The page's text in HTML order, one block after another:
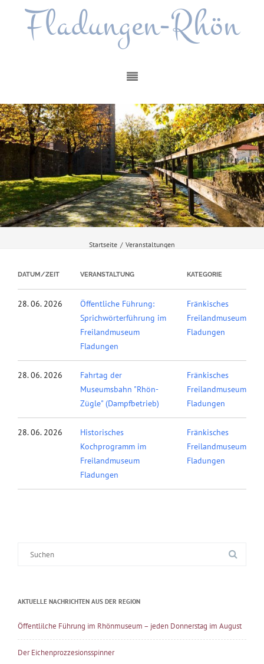
Fladungen-Rhön
Startseite / Veranstaltungen
DATUM/ZEIT VERANSTALTUNG KATEGORIE
28. 06. 2026
Öffentliche Führung:
Sprichwörterführung im
Freilandmuseum
Fladungen
Fränkisches
Freilandmuseum
Fladungen
28. 06. 2026
Fahrtag der
Museumsbahn "Rhön-
Zügle" (Dampfbetrieb)
Fränkisches
Freilandmuseum
Fladungen
28. 06. 2026
Historisches
Kochprogramm im
Freilandmuseum
Fladungen
Fränkisches
Freilandmuseum
Fladungen
AKTUELLE NACHRICHTEN AUS DER REGION
Öffentlilche Führung im Rhönmuseum – jeden Donnerstag im August
Der Eichenprozzesionsspinner